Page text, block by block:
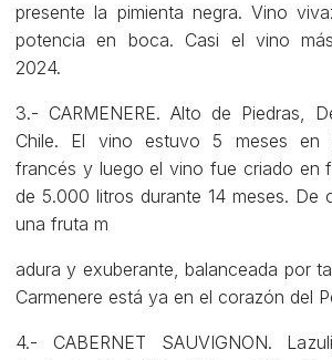
presente la pimienta negra. Vino
potencia en boca. Casi el vino
2024.
3.- CARMENERE. Alto de Piedras,
Chile. El vino estuvo 5 meses en
francés y luego el vino fue criado en
de 5.000 litros durante 14 meses. De
una fruta m
adura y exuberante, balanceada por
Carmenere está ya en el corazón del
4.- CABERNET SAUVIGNON.